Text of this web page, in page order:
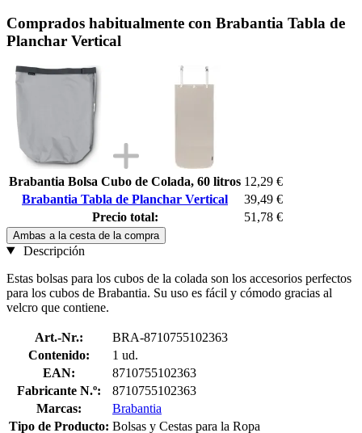
Comprados habitualmente con Brabantia Tabla de
Planchar Vertical
Brabantia Bolsa Cubo de Colada, 60 litros 12,29 €
Brabantia Tabla de Planchar Vertical
39,49 €
Precio total:
51,78 €
Ambas a la cesta de la compra
Descripción
Estas bolsas para los cubos de la colada son los accesorios perfectos
para los cubos de Brabantia. Su uso es fácil y cómodo gracias al
velcro que contiene.
Art.-Nr.:
BRA-8710755102363
Contenido:
1 ud.
EAN:
8710755102363
Fabricante N.º:
8710755102363
Marcas:
Brabantia
Tipo de Producto: Bolsas y Cestas para la Ropa